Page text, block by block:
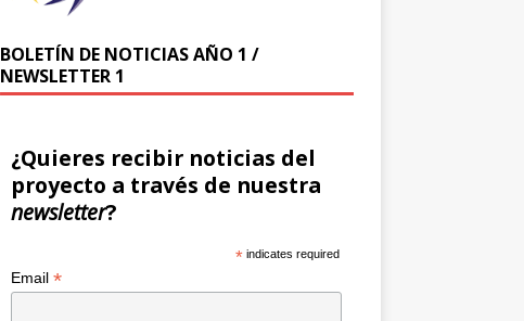
BOLETÍN DE NOTICIAS AÑO 1 /
NEWSLETTER 1
¿Quieres recibir noticias del
proyecto a través de nuestra
newsletter?
* indicates required
Email *